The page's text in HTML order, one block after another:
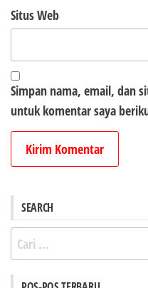
Situs Web
Simpan nama, email, dan
untuk komentar saya
SEARCH
Cari
untuk: